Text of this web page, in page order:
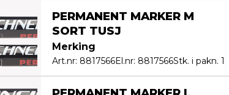
PERMANENT MARKER M
SORT TUSJ
Merking
Art.nr: 8817566El.nr: 8817566Stk. i pakn. 1